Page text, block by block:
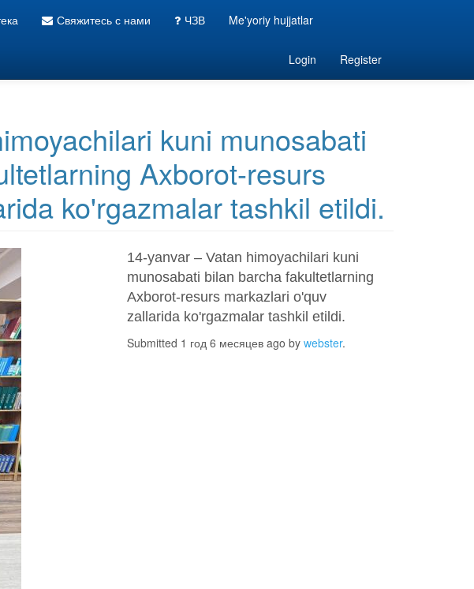
Свяжитесь с нами ЧЗВ Me'yoriy hujjatlar
Login Register
kuni munosabati
Axborot-resurs
ko'rgazmalar tashkil etildi.
14-yanvar – Vatan himoyachilari kuni
munosabati bilan barcha fakultetlarning
Axborot-resurs markazlari o'quv
zallarida ko'rgazmalar tashkil etildi.
Submitted 1 год 6 месяцев ago by webster.